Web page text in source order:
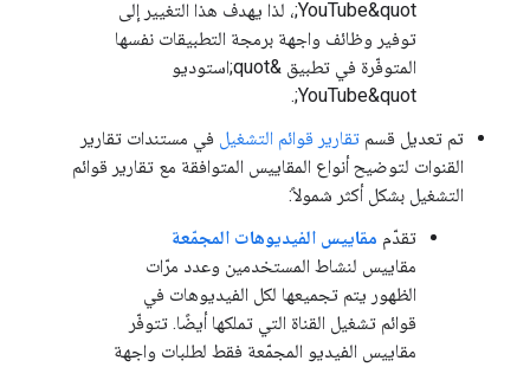
YouTube&quot;، لذا يهدف هذا التغيير إلى
توفير وظائف واجهة برمجة التطبيقات نفسها
المتوفّرة في تطبيق &quot;استوديو
YouTube&quot;.
تم تعديل قسم تقارير قوائم التشغيل في مستندات تقارير
القنوات لتوضيح أنواع المقاييس المتوافقة مع تقارير قوائم
التشغيل بشكل أكثر شمولاً:
تقدّم مقاييس الفيديوهات المجمّعة
مقاييس لنشاط المستخدمين وعدد مرّات
الظهور يتم تجميعها لكل الفيديوهات في
قوائم تشغيل القناة التي تملكها أيضًا. تتوفّر
مقاييس الفيديو المجمّعة فقط لطلبات واجهة